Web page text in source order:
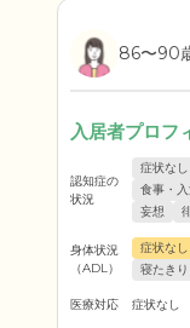
86〜90
入居者プロフ
認知症の
状況
症状なし
食事・
妄想
身体状況
（ADL）
症状なし
寝たきり
医療対応 症状なし